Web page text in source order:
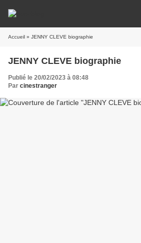
Accueil » JENNY CLEVE biographie
JENNY CLEVE biographie
Publié le 20/02/2023 à 08:48
Par cinestranger